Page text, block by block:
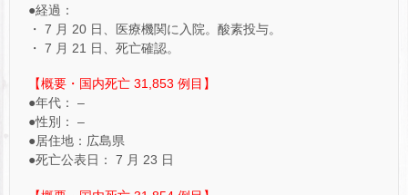
●経過：
・ 7 月 20 日、医療機関に入院。酸素投与。
・ 7 月 21 日、死亡確認。
【概要・国内死亡 31,853 例目】
●年代： –
●性別： –
●居住地：広島県
●死亡公表日： 7 月 23 日